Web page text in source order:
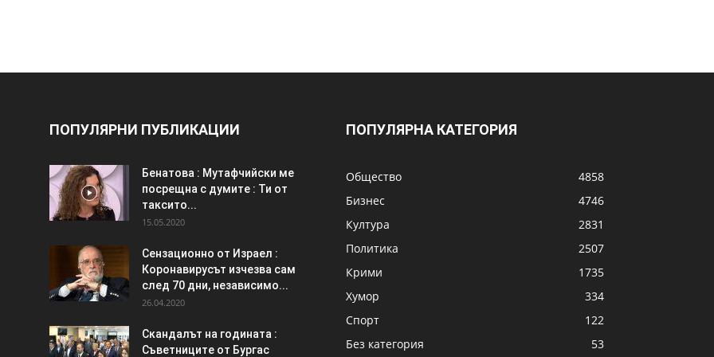
ПОПУЛЯРНИ ПУБЛИКАЦИИ
Бенатова : Мутафчийски ме
посрещна с думите : Ти от
таксито...
15.05.2020
Сензационно от Израел :
Коронавирусът изчезва сам
след 70 дни, независимо...
26.04.2020
Скандалът на годината :
Съветниците от Бургас
ПОПУЛЯРНА КАТЕГОРИЯ
Общество
4858
Бизнес
4746
Култура
2831
Политика
2507
Крими
1735
Хумор
334
Спорт
122
Без категория
53